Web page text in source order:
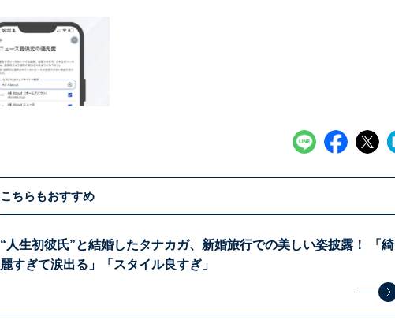
こちらもおすすめ
“人生初彼氏”と結婚したタナカガ、新婚旅行での美しい姿披露！ 「綺
麗すぎて涙出る」「スタイル良すぎ」